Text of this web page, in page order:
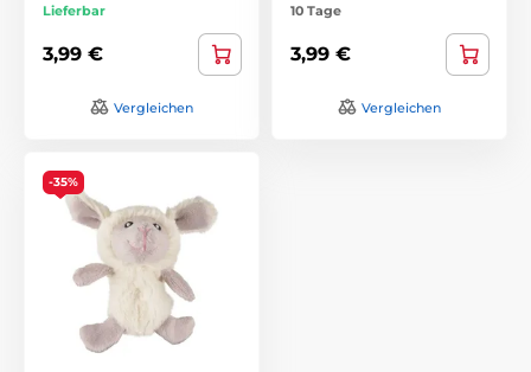
Lieferbar
3,99 €
Vergleichen
10 Tage
3,99 €
Vergleichen
-35%